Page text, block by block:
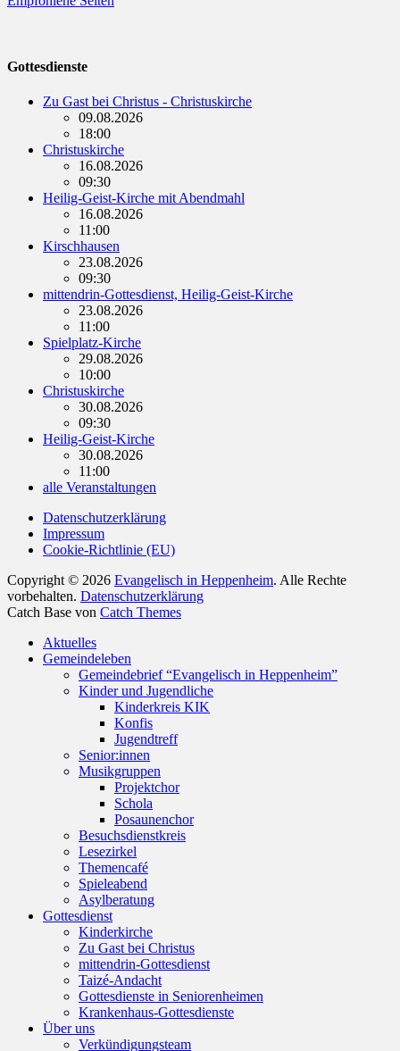
Gottesdienste
Zu Gast bei Christus - Christuskirche
09.08.2026
18:00
Christuskirche
16.08.2026
09:30
Heilig-Geist-Kirche mit Abendmahl
16.08.2026
11:00
Kirschhausen
23.08.2026
09:30
mittendrin-Gottesdienst, Heilig-Geist-Kirche
23.08.2026
11:00
Spielplatz-Kirche
29.08.2026
10:00
Christuskirche
30.08.2026
09:30
Heilig-Geist-Kirche
30.08.2026
11:00
alle Veranstaltungen
Datenschutzerklärung
Impressum
Cookie-Richtlinie (EU)
Copyright © 2026 Evangelisch in Heppenheim. Alle Rechte
vorbehalten. Datenschutzerklärung
Catch Base von Catch Themes
oben
scrollen
Aktuelles
Gemeindeleben
Gemeindebrief “Evangelisch in Heppenheim”
Kinder und Jugendliche
Kinderkreis KIK
Konfis
Jugendtreff
Senior:innen
Musikgruppen
Projektchor
Schola
Posaunenchor
Besuchsdienstkreis
Lesezirkel
Themencafé
Spieleabend
Asylberatung
Gottesdienst
Kinderkirche
Zu Gast bei Christus
mittendrin-Gottesdienst
Taizé-Andacht
Gottesdienste in Seniorenheimen
Krankenhaus-Gottesdienste
Über uns
Verkündigungsteam